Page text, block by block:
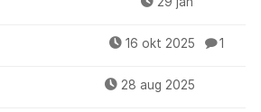
16 okt 2025 1
28 aug 2025